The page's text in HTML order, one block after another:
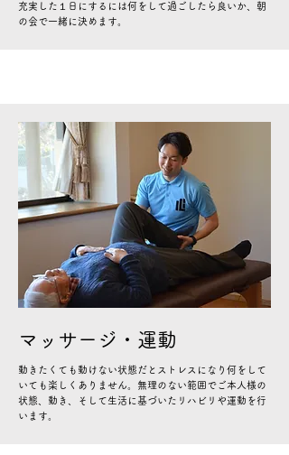
充実した１日にするには何をして過ごしたら良いか、朝
の会で一緒に決めます。
マッサージ・運動
動きたくても動けない状態だとストレスになり何をして
いても楽しくありません。無理のない範囲でご本人様の
状態、動き、そして生活に基づいたリハビリや運動を行
います。